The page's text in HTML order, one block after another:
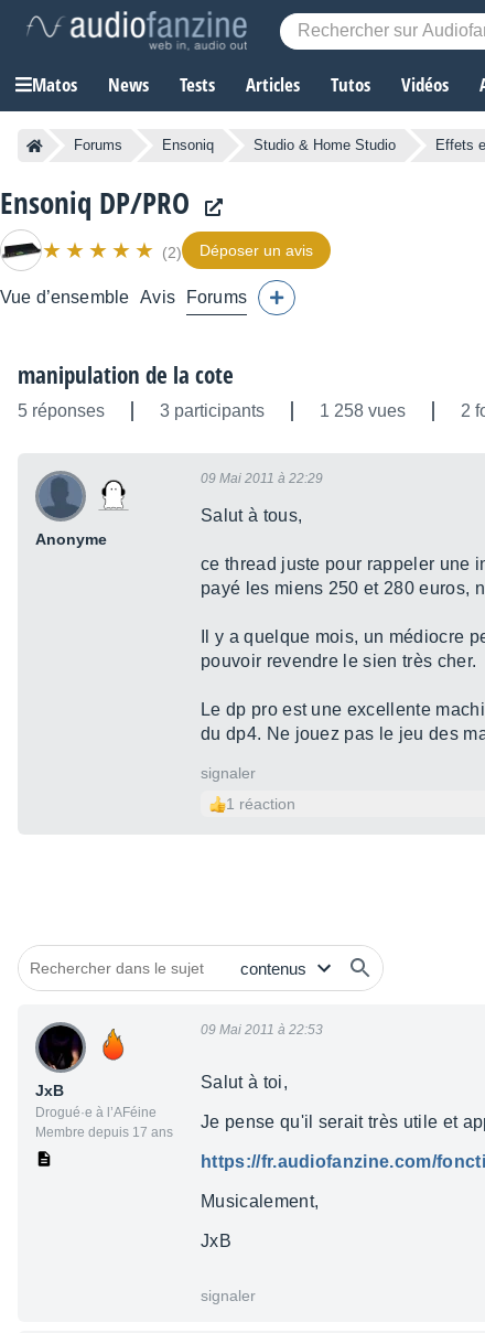
Matos News Tests Articles Tutos Vidéos
Forums Ensoniq Studio & Home Studio Effets
Ensoniq DP/PRO
(2) Déposer un avis
Vue d’ensemble Avis Forums
manipulation de la cote
5 réponses 3 participants 1 258 vues 2
Anonyme
09 Mai 2011 à 22:29
Salut à tous,
ce thread juste pour rappeler une
payé les miens 250 et 280 euros,
Il y a quelque mois, un médiocre
pouvoir revendre le sien très cher.
Le dp pro est une excellente
du dp4. Ne jouez pas le jeu des
signaler
1 réaction
JxB
Drogué·e à l’AFéine
Membre depuis 17 ans
09 Mai 2011 à 22:53
Salut à toi,
Je pense qu'il serait très utile et
https://fr.audiofanzine.com/
Musicalement,
JxB
signaler